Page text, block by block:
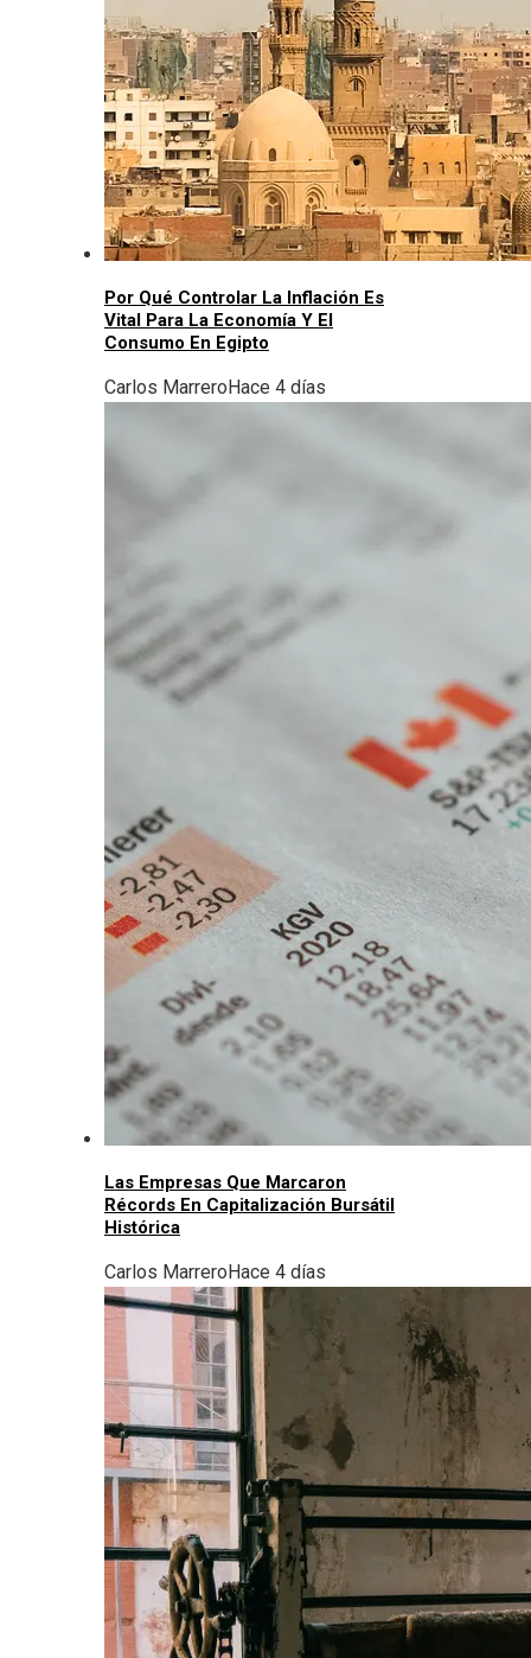
Por Qué Controlar La Inflación Es
Vital Para La Economía Y El
Consumo En Egipto
Carlos MarreroHace 4 días
Las Empresas Que Marcaron
Récords En Capitalización Bursátil
Histórica
Carlos MarreroHace 4 días